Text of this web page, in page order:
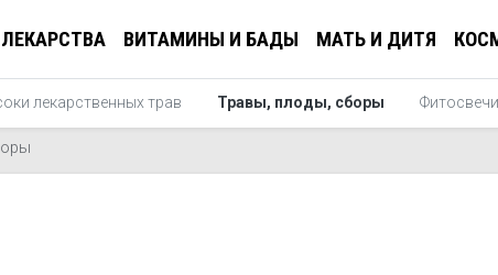
ЛЕКАРСТВА ВИТАМИНЫ И БАДЫ МАТЬ И ДИТЯ
лекарственных трав Травы, плоды, сборы Фитосвечи